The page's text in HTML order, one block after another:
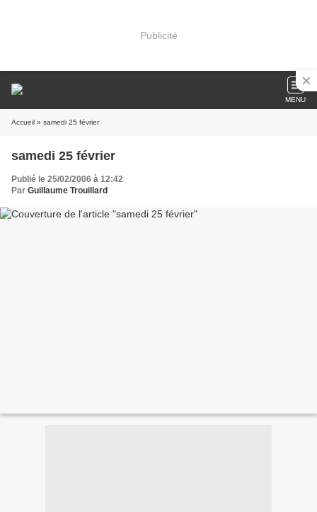
Publicité
MENU
Accueil » samedi 25 février
samedi 25 février
Publié le 25/02/2006 à 12:42
Par Guillaume Trouillard